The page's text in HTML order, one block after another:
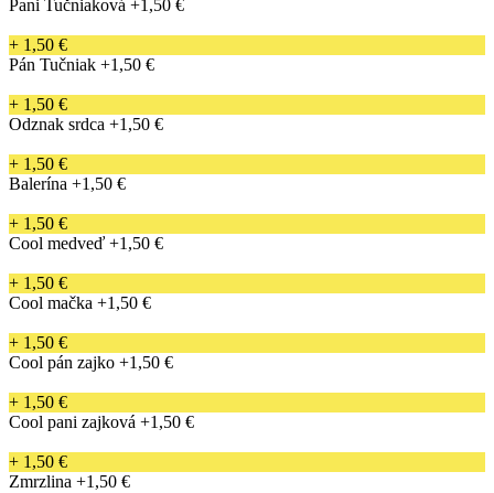
Pani Tučniaková +1,50 €
+ 1,50 €
Pán Tučniak +1,50 €
+ 1,50 €
Odznak srdca +1,50 €
+ 1,50 €
Balerína +1,50 €
+ 1,50 €
Cool medveď +1,50 €
+ 1,50 €
Cool mačka +1,50 €
+ 1,50 €
Cool pán zajko +1,50 €
+ 1,50 €
Cool pani zajková +1,50 €
+ 1,50 €
Zmrzlina +1,50 €